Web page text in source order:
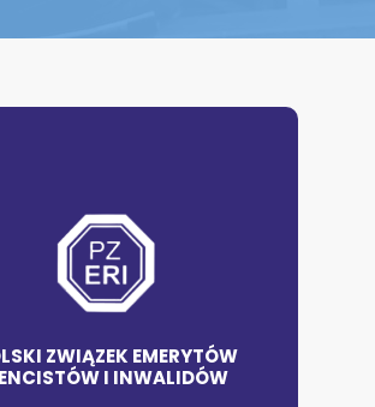
ZWIĄZEK EMERYTÓW
I INWALIDÓW